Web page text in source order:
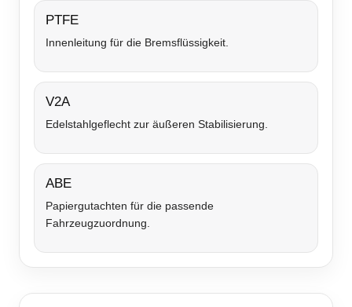
PTFE
Innenleitung für die Bremsflüssigkeit.
V2A
Edelstahlgeflecht zur äußeren Stabilisierung.
ABE
Papiergutachten für die passende
Fahrzeugzuordnung.